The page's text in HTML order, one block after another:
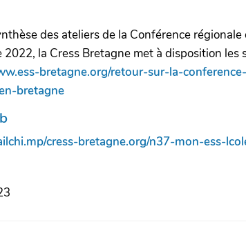
des ateliers de la Conférence
2022, la Cress Bretagne met à disposition les
bretagne.org/retour-sur-la-
bretagne
cress-bretagne.org/n37-mon-ess-